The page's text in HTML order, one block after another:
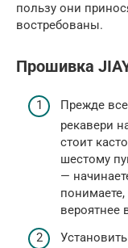
пользу они
востребованы.
Прошивка
Прежде
рекавери
стоит
шестому
—
вероятнее